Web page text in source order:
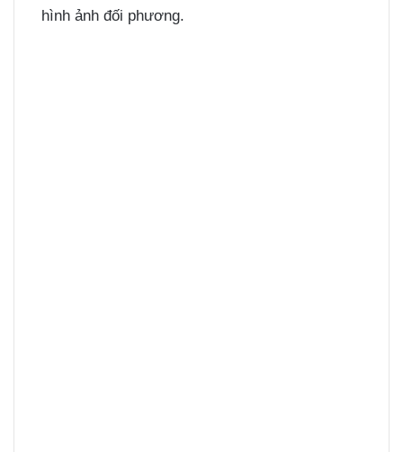
hình ảnh đối phương.